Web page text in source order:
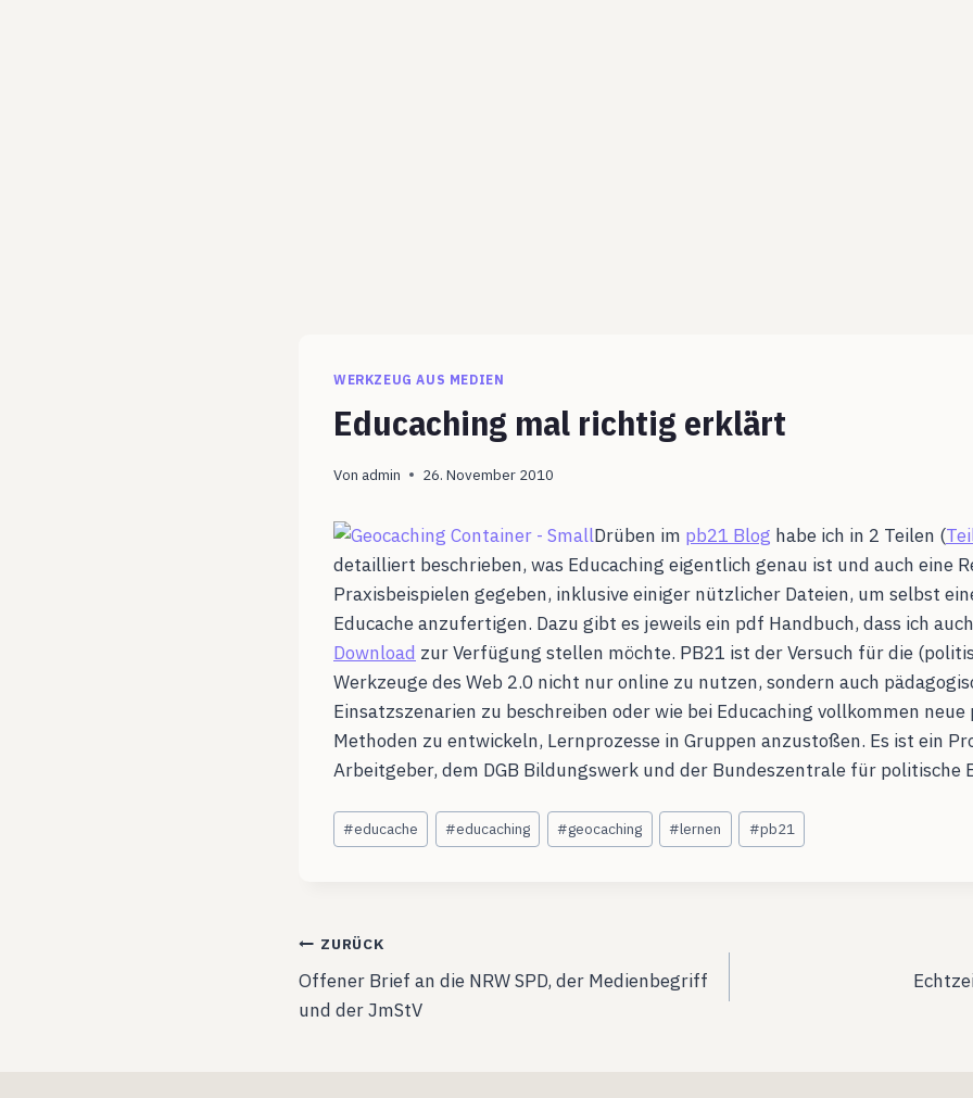
WERKZEUG AUS MEDIEN
Educaching mal richtig erklärt
Von admin 26. November 2010
Drüben im pb21 Blog habe ich in 2 Teilen (
detailliert beschrieben, was Educaching eigentlich genau ist und auch eine
Praxisbeispielen gegeben, inklusive einiger nützlicher Dateien, um selbst
Educache anzufertigen. Dazu gibt es jeweils ein pdf Handbuch, dass ich
Download zur Verfügung stellen möchte. PB21 ist der Versuch für die
Werkzeuge des Web 2.0 nicht nur online zu nutzen, sondern auch
Einsatzszenarien zu beschreiben oder wie bei Educaching vollkommen neue
Methoden zu entwickeln, Lernprozesse in Gruppen anzustoßen. Es ist ein
Arbeitgeber, dem DGB Bildungswerk und der Bundeszentrale für politische
Schlagworte:
#educache #educaching #geocaching #lernen #pb21
Beitragsnavigation
ZURÜCK
Offener Brief an die NRW SPD, der Medienbegriff
und der JmStV